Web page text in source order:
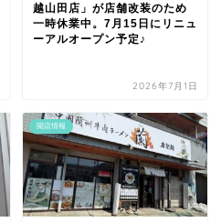
越山田店」が店舗改装のため
一時休業中。7月15日にリニュ
ーアルオープン予定♪
2026年7月1日
開店情報